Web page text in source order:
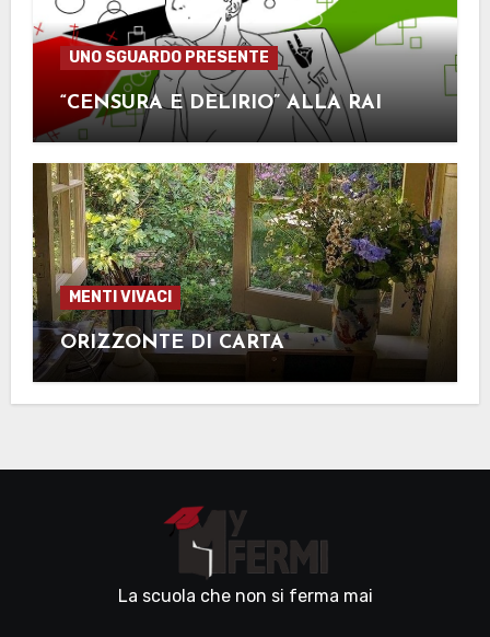
UNO SGUARDO PRESENTE
“CENSURA E DELIRIO” ALLA RAI
MENTI VIVACI
ORIZZONTE DI CARTA
La scuola che non si ferma mai